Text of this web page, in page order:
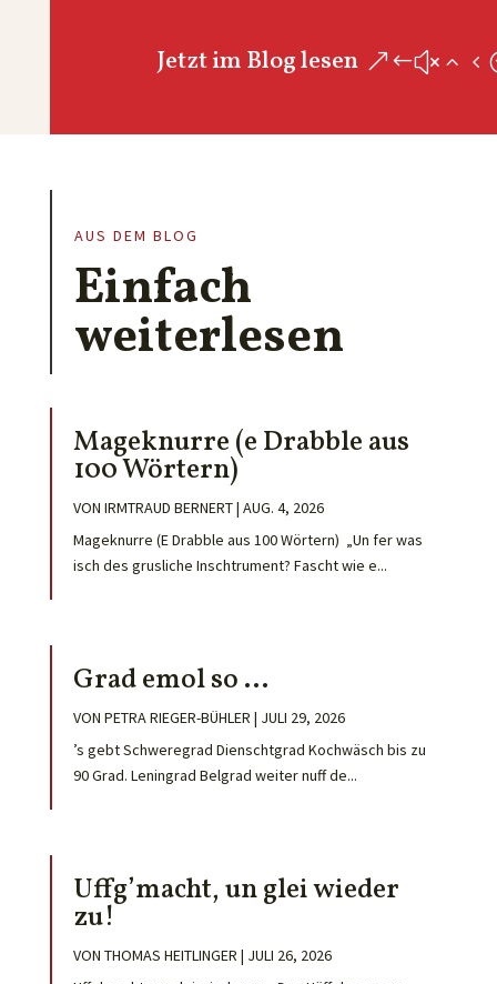
Jetzt im Blog lesen
AUS DEM BLOG
Einfach
weiterlesen
Mageknurre (e Drabble aus
100 Wörtern)
VON IRMTRAUD BERNERT| AUG. 4, 2026
Mageknurre (E Drabble aus 100 Wörtern) „Un fer was
isch des grusliche Inschtrument? Fascht wie e...
Grad emol so …
VON PETRA RIEGER-BÜHLER | JULI 29, 2026
’s gebt Schweregrad Dienschtgrad Kochwäsch bis zu
90 Grad. Leningrad Belgrad weiter nuff de...
Uffg’macht, un glei wieder
zu!
VON THOMAS HEITLINGER | JULI 26, 2026